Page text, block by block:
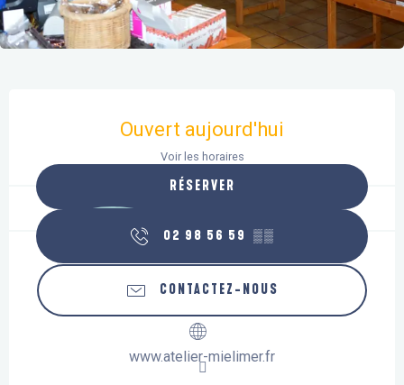
Ouvert aujourd'hui
Voir les horaires
RÉSERVER
02 98 56 59 ▒▒
CONTACTEZ-NOUS
www.atelier-mielimer.fr